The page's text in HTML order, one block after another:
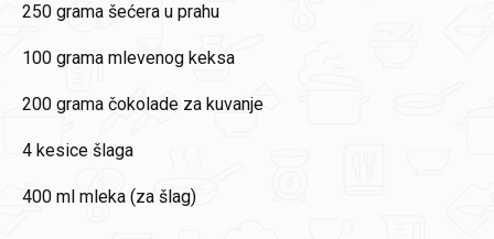
250 grama šećera u prahu
100 grama mlevenog keksa
200 grama čokolade za kuvanje
4 kesice šlaga
400 ml mleka (za šlag)